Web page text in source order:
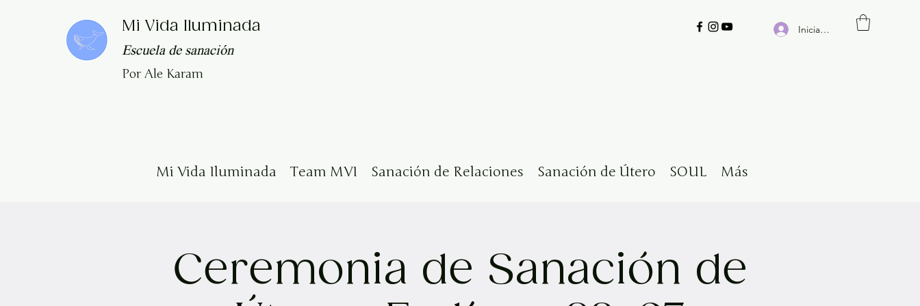
Mi Vida Iluminada
Escuela de sanación
Por Ale Karam
Iniciar sesión
Mi Vida Iluminada Team MVI Sanación de Relaciones Sanación de Útero SOUL Más
Ceremonia de Sanación de